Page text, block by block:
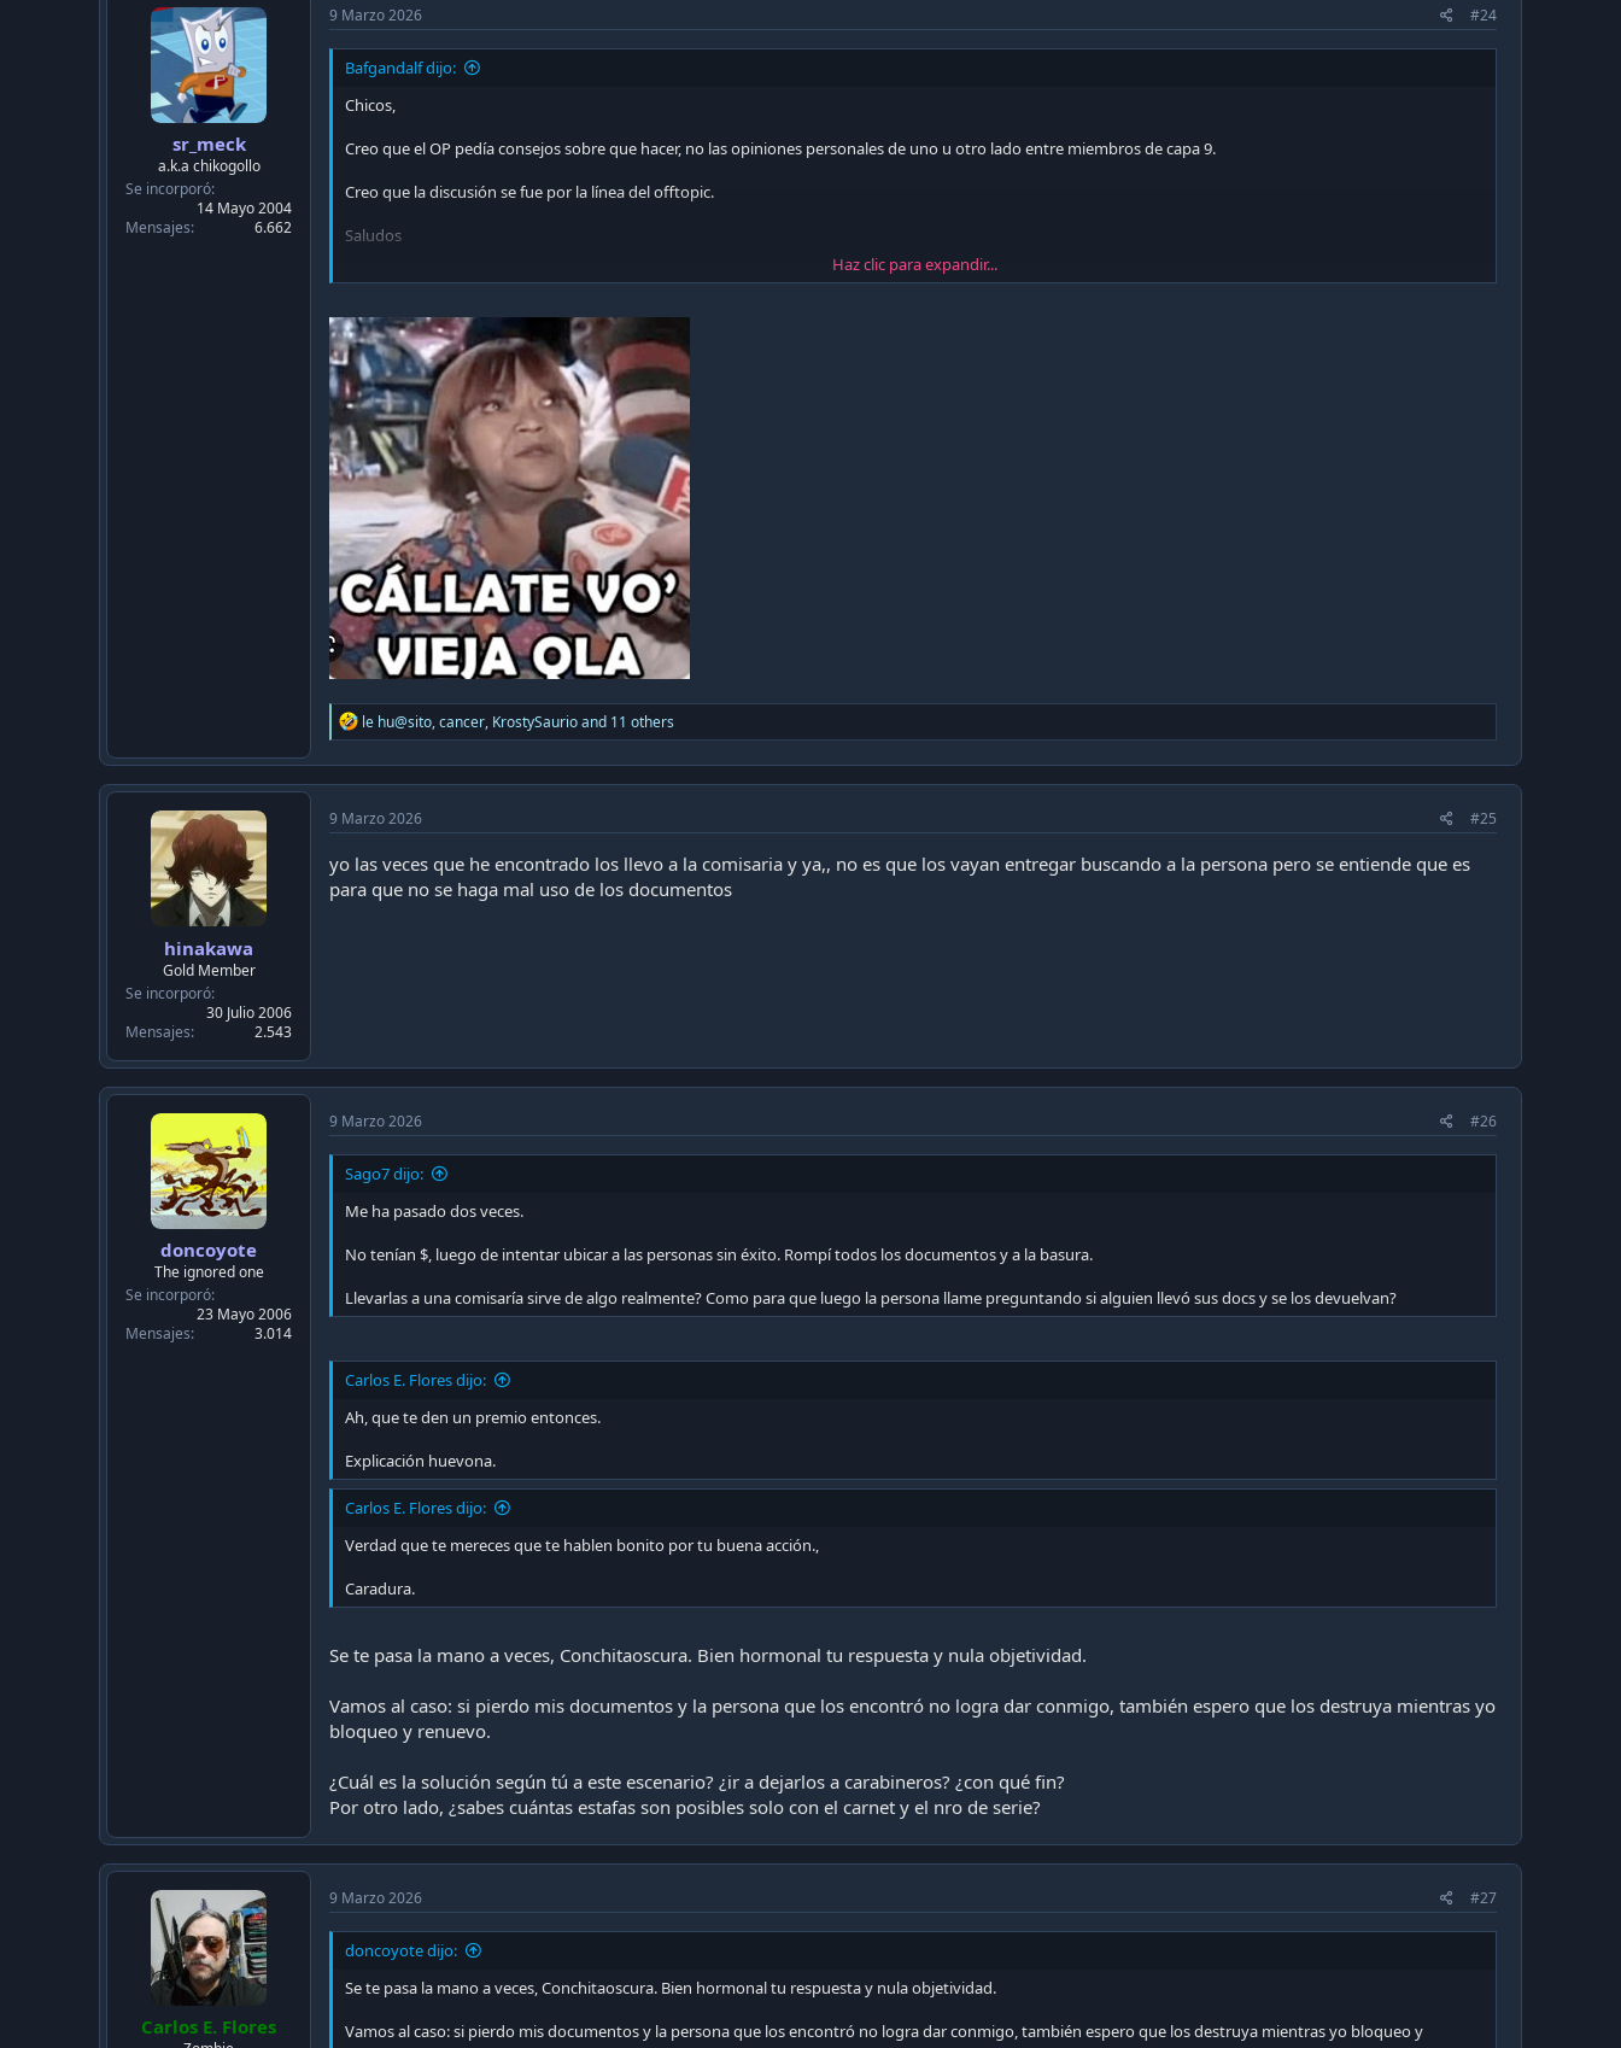
i
o
n
s
sr_meck
a.k.a chikogollo
Se incorporó
14 Mayo 2004
Mensajes
6.662
9 Marzo 2026 #24
Bafgandalf dijo:
Chicos,
Creo que el OP pedía consejos sobre que hacer, no las opiniones personales de uno u otro lado entre miembros de capa 9.
Creo que la discusión se fue por la línea del offtopic.
Saludos
Haz clic para expandir...
R
e
i
o
s
:
le hu@sito,cancer, KrostySaurioand 11 others
hinakawa
Gold Member
Se incorporó
30 Julio 2006
Mensajes
2.543
9 Marzo 2026 #25
yo las veces que he encontrado los llevo a la comisaria y ya,, no es que los vayan entregar buscando a la persona pero se entiende que es
para que no se haga mal uso de los documentos
doncoyote
The ignored one
Se incorporó
23 Mayo 2006
Mensajes
3.014
9 Marzo 2026 #26
Sago7 dijo:
Me ha pasado dos veces.
No tenían $, luego de intentar ubicar a las personas sin éxito. Rompí todos los documentos y a la basura.
Llevarlas a una comisaría sirve de algo realmente? Como para que luego la persona llame preguntando si alguien llevó sus docs y se los devuelvan?
Carlos E. Flores dijo:
Ah, que te den un premio entonces.
Explicación huevona.
Carlos E. Flores dijo:
Verdad que te mereces que te hablen bonito por tu buena acción.,
Caradura.
Se te pasa la mano a veces, Conchitaoscura. Bien hormonal tu respuesta y nula objetividad.
Vamos al caso: si pierdo mis documentos y la persona que los encontró no logra dar conmigo, también espero que los destruya mientras yo
bloqueo y renuevo.
¿Cuál es la solución según tú a este escenario? ¿ir a dejarlos a carabineros? ¿con qué fin?
Por otro lado, ¿sabes cuántas estafas son posibles solo con el carnet y el nro de serie?
Carlos E. Flores
9 Marzo 2026 #27
doncoyote dijo:
Se te pasa la mano a veces, Conchitaoscura. Bien hormonal tu respuesta y nula objetividad.
Vamos al caso: si pierdo mis documentos y la persona que los encontró no logra dar conmigo, también espero que los destruya mientras yo bloqueo y